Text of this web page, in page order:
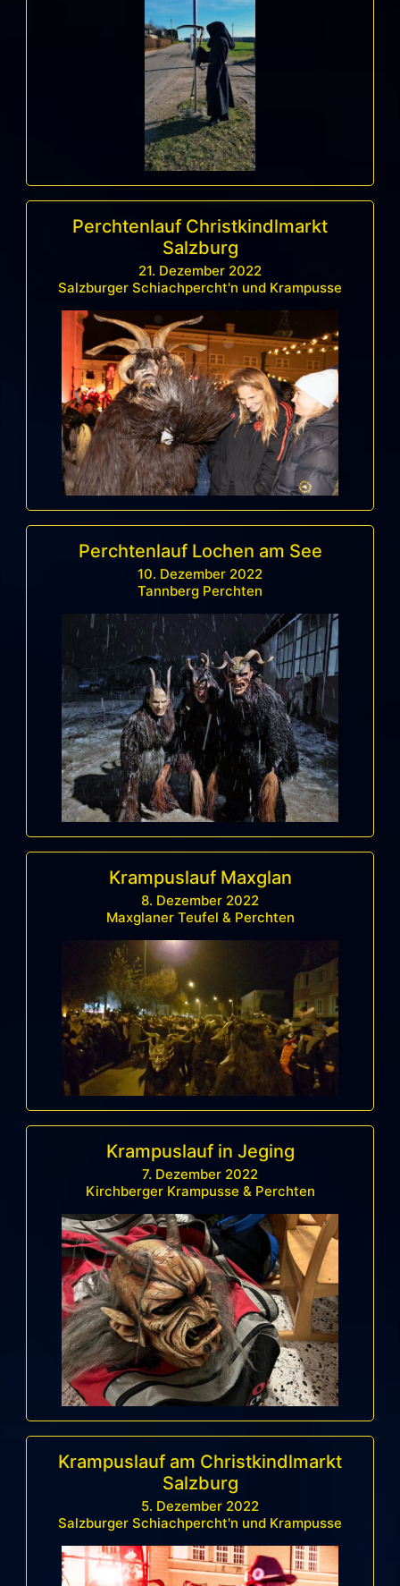
Perchtenlauf Christkindlmarkt
Salzburg
21. Dezember 2022
Salzburger Schiachpercht'n und Krampusse
Perchtenlauf Lochen am See
10. Dezember 2022
Tannberg Perchten
Krampuslauf Maxglan
8. Dezember 2022
Maxglaner Teufel & Perchten
Krampuslauf in Jeging
7. Dezember 2022
Kirchberger Krampusse & Perchten
Krampuslauf am Christkindlmarkt
Salzburg
5. Dezember 2022
Salzburger Schiachpercht'n und Krampusse